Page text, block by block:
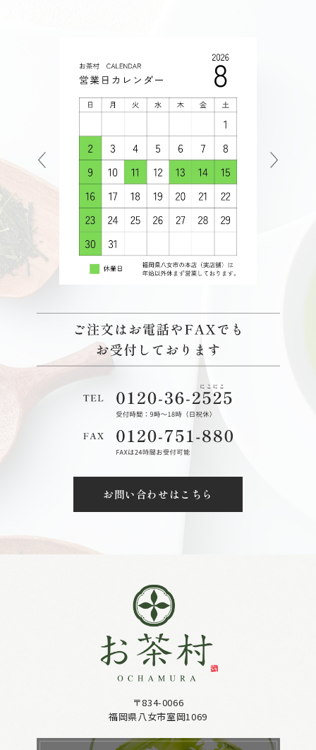
お問い合わせはこちら
〒834-0066
福岡県八女市室岡1069